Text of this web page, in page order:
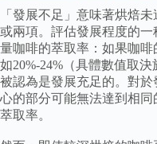
「發展不足」意味著烘焙
或兩項。評估發展程度的
量咖啡的萃取率：如果咖
如20%-24%（具體數值取
被認為是發展充足的。對
心的部分可能無法達到相
萃取率。